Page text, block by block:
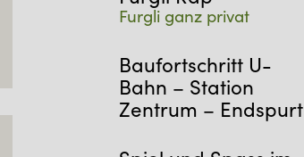
Furgli ganz privat
Baufortschritt U-
Bahn – Station
Zentrum – Endspurt